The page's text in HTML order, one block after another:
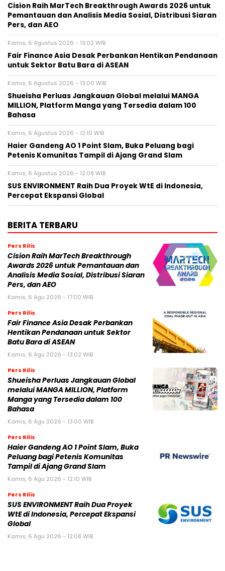
Cision Raih MarTech Breakthrough Awards 2026 untuk
Pemantauan dan Analisis Media Sosial, Distribusi Siaran
Pers, dan AEO
Kamis, 6 Agustus 2026 - 13:02 WIB
Fair Finance Asia Desak Perbankan Hentikan Pendanaan
untuk Sektor Batu Bara di ASEAN
Kamis, 6 Agustus 2026 - 13:00 WIB
Shueisha Perluas Jangkauan Global melalui MANGA
MILLION, Platform Manga yang Tersedia dalam 100
Bahasa
Kamis, 6 Agustus 2026 - 12:10 WIB
Haier Gandeng AO 1 Point Slam, Buka Peluang bagi
Petenis Komunitas Tampil di Ajang Grand Slam
Kamis, 6 Agustus 2026 - 12:08 WIB
SUS ENVIRONMENT Raih Dua Proyek WtE di Indonesia,
Percepat Ekspansi Global
BERITA TERBARU
Pers Rilis
Cision Raih MarTech Breakthrough
Awards 2026 untuk Pemantauan dan
Analisis Media Sosial, Distribusi Siaran
Pers, dan AEO
Kamis, 6 Agu 2026 - 17:00 WIB
Pers Rilis
Fair Finance Asia Desak Perbankan
Hentikan Pendanaan untuk Sektor
Batu Bara di ASEAN
Kamis, 6 Agu 2026 - 13:02 WIB
Pers Rilis
Shueisha Perluas Jangkauan Global
melalui MANGA MILLION, Platform
Manga yang Tersedia dalam 100
Bahasa
Kamis, 6 Agu 2026 - 13:00 WIB
Pers Rilis
Haier Gandeng AO 1 Point Slam, Buka
Peluang bagi Petenis Komunitas
Tampil di Ajang Grand Slam
Kamis, 6 Agu 2026 - 12:10 WIB
Pers Rilis
SUS ENVIRONMENT Raih Dua Proyek
WtE di Indonesia, Percepat Ekspansi
Global
Kamis, 6 Agu 2026 - 12:08 WIB